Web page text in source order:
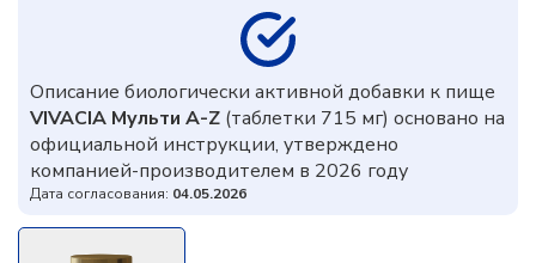
Описание биологически активной добавки к пище
VIVACIA Мульти A-Z (таблетки 715 мг) основано на
официальной инструкции, утверждено
компанией-производителем в 2026 году
Дата согласования: 04.05.2026